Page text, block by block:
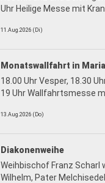
Uhr Heilige Messe mit
11.Aug.2026 (Di)
Monatswallfahrt in
18.00 Uhr Vesper, 18.30
19 Uhr Wallfahrtsmesse
13.Aug.2026 (Do)
Diakonenweihe
Weihbischof Franz Scharl
Wilhelm, Pater